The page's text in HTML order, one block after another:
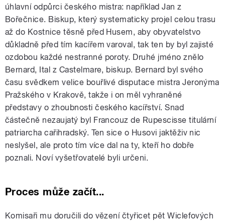
úhlavní odpůrci českého mistra: například Jan z
Bořečnice. Biskup, který systematicky projel celou trasu
až do Kostnice těsně před Husem, aby obyvatelstvo
důkladně před tím kacířem varoval, tak ten by byl zajisté
ozdobou každé nestranné poroty. Druhé jméno znělo
Bernard, Ital z Castelmare, biskup. Bernard byl svého
času svědkem velice bouřlivé disputace mistra Jeronýma
Pražského v Krakově, takže i on měl vyhraněné
představy o zhoubnosti českého kacířství. Snad
částečně nezaujatý byl Francouz de Rupescisse titulární
patriarcha cařihradský. Ten sice o Husovi jaktěživ nic
neslyšel, ale proto tím více dal na ty, kteří ho dobře
poznali. Noví vyšetřovatelé byli určeni.
Proces může začít...
Komisaři mu doručili do vězení čtyřicet pět Wiclefových